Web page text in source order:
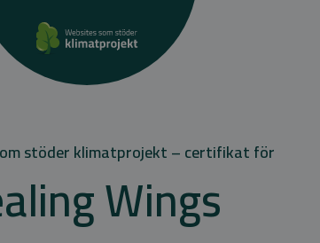
stöder klimatprojekt – certifikat för
Wings